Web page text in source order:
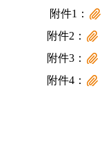
附件1：
附件2：
附件3：
附件4：